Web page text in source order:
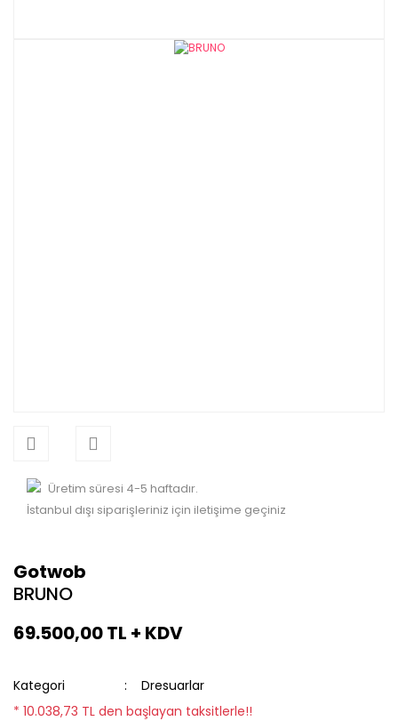
Üretim süresi 4-5 haftadır.
İstanbul dışı siparişleriniz için iletişime geçiniz
Gotwob
BRUNO
69.500,00 TL + KDV
Kategori
Dresuarlar
* 10.038,73 TL den başlayan taksitlerle!!